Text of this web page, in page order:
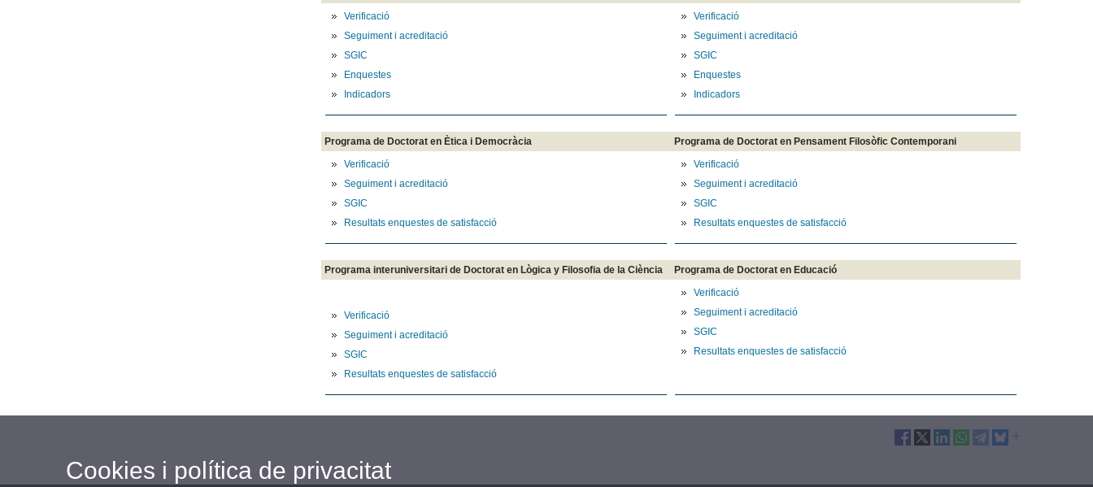
Verificació
Seguiment i acreditació
SGIC
Enquestes
Indicadors
Verificació
Seguiment i acreditació
SGIC
Enquestes
Indicadors
Programa de Doctorat en Ètica i Democràcia
Programa de Doctorat en Pensament Filosòfic Contemporani
Verificació
Seguiment i acreditació
SGIC
Resultats enquestes de satisfacció
Verificació
Seguiment i acreditació
SGIC
Resultats enquestes de satisfacció
Programa interuniversitari de Doctorat en Lògica y Filosofia de la Ciència Programa de Doctorat en Educació
Verificació
Seguiment i acreditació
SGIC
Resultats enquestes de satisfacció
Verificació
Seguiment i acreditació
SGIC
Resultats enquestes de satisfacció
Cookies i política de privacitat